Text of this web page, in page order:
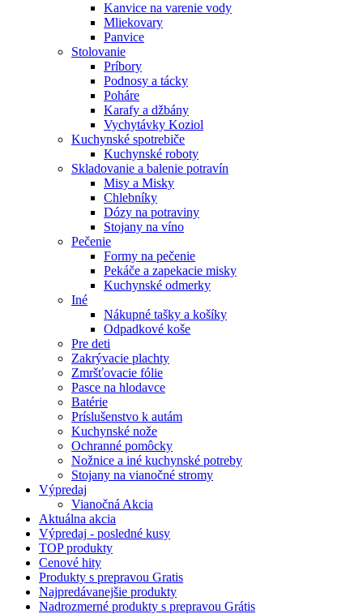
Kanvice na varenie vody
Mliekovary
Panvice
Stolovanie
Príbory
Podnosy a tácky
Poháre
Karafy a džbány
Vychytávky Koziol
Kuchynské spotrebiče
Kuchynské roboty
Skladovanie a balenie potravín
Misy a Misky
Chlebníky
Dózy na potraviny
Stojany na víno
Pečenie
Formy na pečenie
Pekáče a zapekacie misky
Kuchynské odmerky
Iné
Nákupné tašky a košíky
Odpadkové koše
Pre deti
Zakrývacie plachty
Zmršťovacie fólie
Pasce na hlodavce
Batérie
Príslušenstvo k autám
Kuchynské nože
Ochranné pomôcky
Nožnice a iné kuchynské potreby
Stojany na vianočné stromy
Výpredaj
Vianočná Akcia
Aktuálna akcia
Výpredaj - posledné kusy
TOPprodukty
Cenové hity
Produkty s prepravou Gratis
Najpredávanejšie produkty
Nadrozmerné produkty s prepravou Grátis